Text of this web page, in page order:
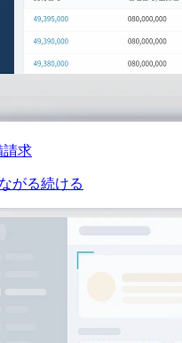
請求
がる続ける